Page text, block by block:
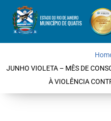
JUNHO VIOLETA – MÊS DE
À VIOLÊNCIA